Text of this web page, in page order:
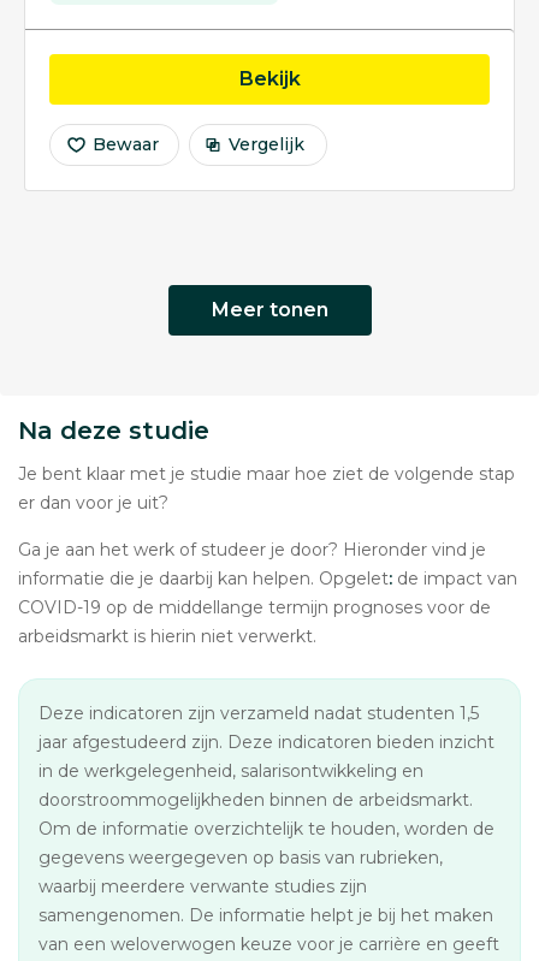
Bekijkopleiding Accountancy
Bewaar Vergelijk
Meer tonen
Na deze studie
Je bent klaar met je studie maar hoe ziet de volgende stap
er dan voor je uit?
Ga je aan het werk of studeer je door? Hieronder vind je
informatie die je daarbij kan helpen. Opgelet: de impact van
COVID-19 op de middellange termijn prognoses voor de
arbeidsmarkt is hierin niet verwerkt.
Deze indicatoren zijn verzameld nadat studenten 1,5
jaar afgestudeerd zijn. Deze indicatoren bieden inzicht
in de werkgelegenheid, salarisontwikkeling en
doorstroommogelijkheden binnen de arbeidsmarkt.
Om de informatie overzichtelijk te houden, worden de
gegevens weergegeven op basis van rubrieken,
waarbij meerdere verwante studies zijn
samengenomen. De informatie helpt je bij het maken
van een weloverwogen keuze voor je carrière en geeft